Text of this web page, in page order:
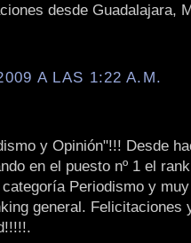
desde Guadalajara,
A LAS 1:22 A.M.
y Opinión"!!! Desde
en el puesto nº 1 el
Periodismo y
general. Felicitaciones